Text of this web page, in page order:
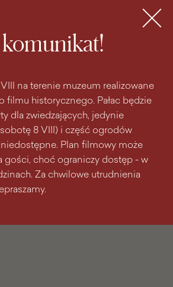
na terenie muzeum realizowane
filmu historycznego. Pałac będzie
dla zwiedzających, jedynie
8 VIII) i część ogrodów
Plan filmowy może
gości, choć ograniczy dostęp - w
Za chwilowe utrudnienia
MENU